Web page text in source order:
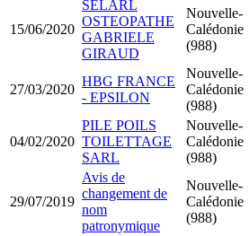
15/06/2020
SELARL
OSTEOPATHE
GABRIELE
GIRAUD
Nouvelle-
Calédonie
(988)
27/03/2020
HBG FRANCE
- EPSILON
Nouvelle-
Calédonie
(988)
04/02/2020
PILE POILS
TOILETTAGE
SARL
Nouvelle-
Calédonie
(988)
29/07/2019
Avis de
changement de
nom
patronymique
Nouvelle-
Calédonie
(988)